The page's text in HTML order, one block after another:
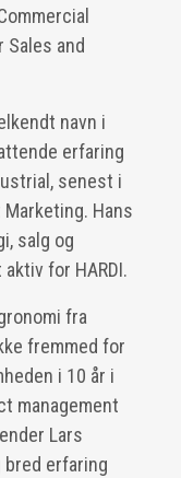
and
navn i
erfaring
senest i
Hans
salg og
for HARDI.
fra
fremmed for
i 10 år i
management
Lars
bred erfaring